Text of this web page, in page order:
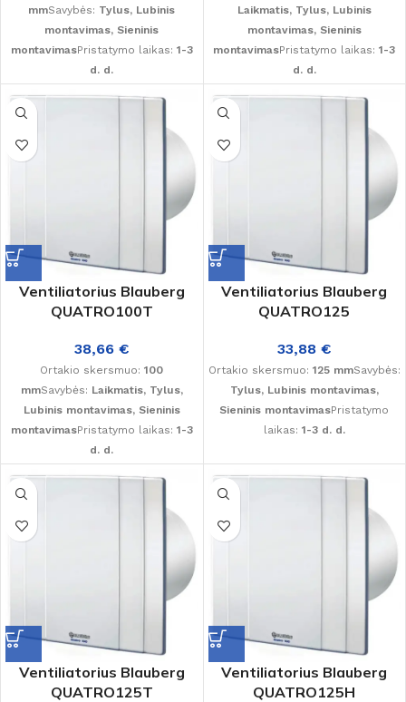
mmSavybės: Tylus, Lubinis
montavimas, Sieninis
montavimasPristatymo laikas: 1-3
d. d.
Laikmatis, Tylus, Lubinis
montavimas, Sieninis
montavimasPristatymo laikas:1-3
d. d.
Ventiliatorius Blauberg
QUATRO100T
38,66 €
Ortakio skersmuo:100
mmSavybės: Laikmatis, Tylus,
Lubinis montavimas, Sieninis
montavimasPristatymo laikas: 1-3
d. d.
Ventiliatorius Blauberg
QUATRO125
33,88 €
Ortakio skersmuo: 125 mmSavybės:
Tylus, Lubinis montavimas,
Sieninis montavimasPristatymo
laikas: 1-3 d. d.
Ventiliatorius Blauberg
QUATRO125T
Ventiliatorius Blauberg
QUATRO125H